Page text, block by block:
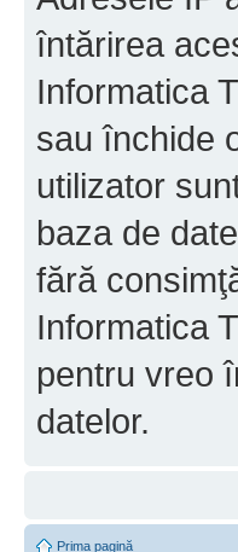
întărirea
Informatica
sau închide
utilizator
baza de
fără
Informatica
pentru vreo
datelor.
Prima pagină